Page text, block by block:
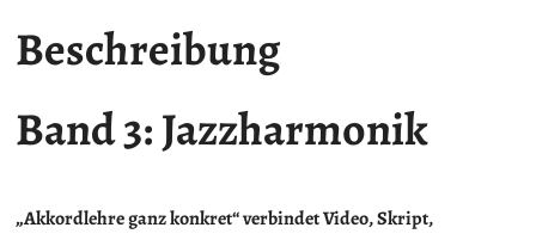
Beschreibung
Band 3: Jazzharmonik
„Akkordlehre ganz konkret“verbindet Video, Skript,